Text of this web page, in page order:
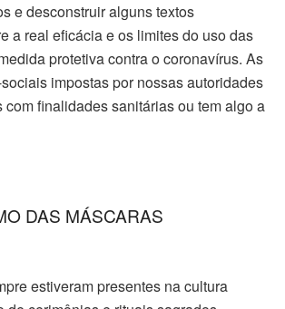
e desconstruir alguns textos
a real eficácia e os limites do uso das
protetiva contra o coronavírus. As
impostas por nossas autoridades
com finalidades sanitárias ou tem algo a
DAS MÁSCARAS
estiveram presentes na cultura